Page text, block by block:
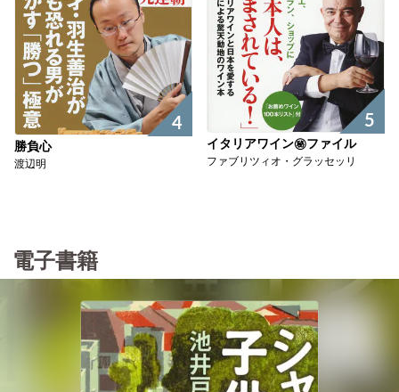
4
勝負心
渡辺明
5
イタリアワイン㊙ファイル
ファブリツィオ・グラッセッリ
電子書籍